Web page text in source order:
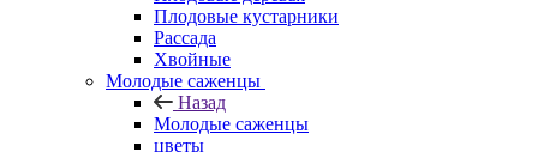
Плодовые кустарники
Рассада
Хвойные
Молодые саженцы
Назад
Молодые саженцы
цветы